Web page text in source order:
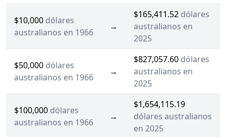
$10,000 dólares
australianos en 1966
→
$165,411.52 dólares
australianos en
2025
$50,000 dólares
australianos en 1966
→
$827,057.60 dólares
australianos en
2025
$100,000 dólares
australianos en 1966
→
$1,654,115.19
dólares australianos
en 2025